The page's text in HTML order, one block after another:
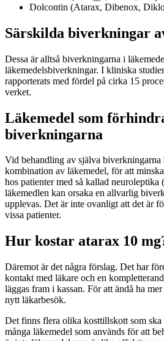
Dolcontin (Atarax, Dibenox,
Särskilda biverkningar
Dessa är alltså biverkningarna i
läkemedelsbiverkningar. I kliniska
rapporterats med fördel på cirka 15
verket.
Läkemedel som
biverkningarna
Vid behandling av själva biverkningarna
kombination av läkemedel, för att
hos patienter med så kallad
läkemedlen kan orsaka en allvarlig
upplevas. Det är inte ovanligt att det är
vissa patienter.
Hur kostar atarax 10
Däremot är det några förslag. Det har
kontakt med läkare och en
läggas fram i kassan. För att ändå ha
nytt läkarbesök.
Det finns flera olika kosttillskott som
många läkemedel som används för att